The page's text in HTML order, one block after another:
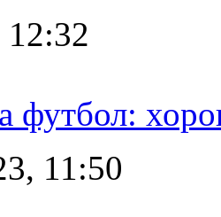
футбол:
11:50